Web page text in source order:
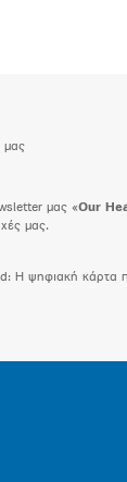
μας
μας «Our
μας.
H ψηφιακή κάρτα